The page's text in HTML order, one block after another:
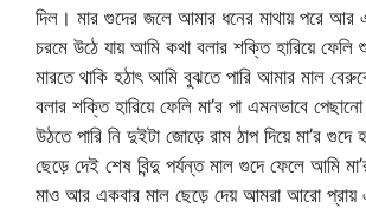
দিল। মার গুদের জলে আমার ধনের মাথায় পরে আর
চরমে উঠে যায় আমি কথা বলার শক্তি হারিয়ে
মারতে থাকি হঠাৎ আমি বুঝতে পারি আমার মাল
বলার শক্তি হারিয়ে ফেলি মা’র পা এমনভাবে
উঠতে পারি নি দুইটা জোড়ে রাম ঠাপ দিয়ে মা’র
ছেড়ে দেই শেষ বিন্দু পর্যন্ত মাল গুদে ফেলে আমি
মাও আর একবার মাল ছেড়ে দেয় আমরা আরো প্রায়